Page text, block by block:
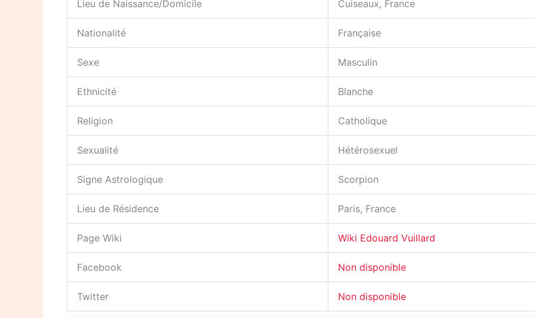
Lieu de Naissance/Domicile Cuiseaux, France
Nationalité Française
Sexe Masculin
Ethnicité Blanche
Religion Catholique
Sexualité Hétérosexuel
Signe Astrologique Scorpion
Lieu de Résidence Paris, France
Page Wiki Wiki Edouard Vuillard
Facebook Non disponible
Twitter Non disponible